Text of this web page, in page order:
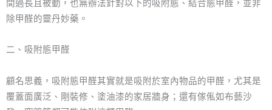
除甲醛的靈丹妙藥。
二、吸附態甲醛
顧名思義，吸附態甲醛其實就是吸附於室內物品的甲醛，尤其是
覆蓋面廣泛、剛裝修、塗油漆的家居牆身；還有傢俬如布藝沙